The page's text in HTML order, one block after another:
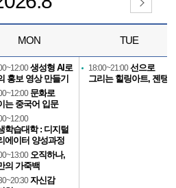
MON TUE
생성형 AI로
홍보 영상 만들기
문화로
는 중국어 입문
학습대학 : 디지털
에이터 양성과정
오직하나,
의 가죽백
자신감
18:00~21:00 선으로
그리는 힐링아트, 젠탱글